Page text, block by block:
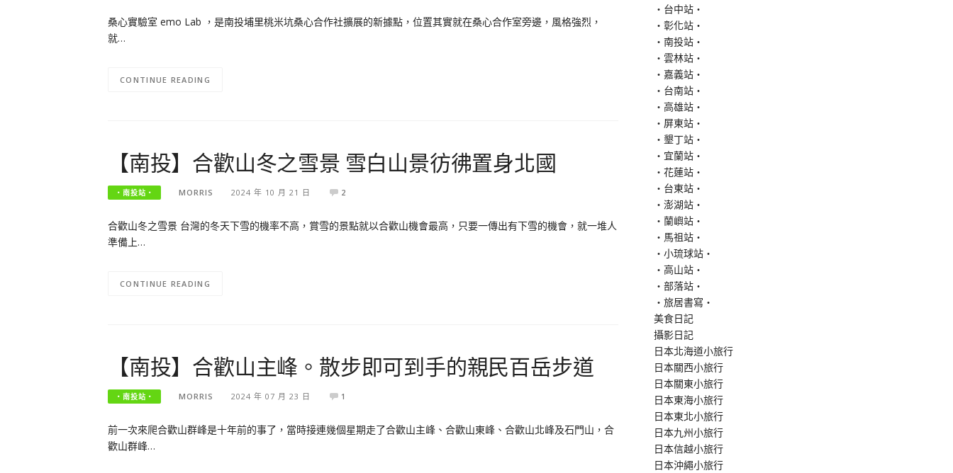
桑心實驗室 emo Lab ，是南投埔里桃米坑桑心合作社擴展的新據點，位置其實就在桑心合作室旁邊，風格強烈，
就…
CONTINUE READING
【南投】合歡山冬之雪景 雪白山景彷彿置身北國
‧南投站‧ MORRIS 2024 年 10 月 21 日 2
合歡山冬之雪景 台灣的冬天下雪的機率不高，賞雪的景點就以合歡山機會最高，只要一傳出有下雪的機會，就一堆人
準備上…
CONTINUE READING
【南投】合歡山主峰。散步即可到手的親民百岳步道
‧南投站‧ MORRIS 2024 年 07 月 23 日 1
前一次來爬合歡山群峰是十年前的事了，當時接連幾個星期走了合歡山主峰、合歡山東峰、合歡山北峰及石門山，合
歡山群峰…
‧台中站‧
‧彰化站‧
‧南投站‧
‧雲林站‧
‧嘉義站‧
‧台南站‧
‧高雄站‧
‧屏東站‧
‧墾丁站‧
‧宜蘭站‧
‧花蓮站‧
‧台東站‧
‧澎湖站‧
‧蘭嶼站‧
‧馬祖站‧
‧小琉球站‧
‧高山站‧
‧部落站‧
‧旅居書寫‧
美食日記
攝影日記
日本北海道小旅行
日本關西小旅行
日本關東小旅行
日本東海小旅行
日本東北小旅行
日本九州小旅行
日本信越小旅行
日本沖繩小旅行